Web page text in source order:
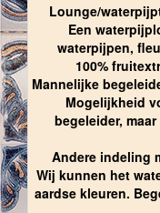
Lounge/
Een
waterpijpen,
100%
Mannelijke
Mogelijkheid
begeleider,
Andere indeling
Wij kunnen het
aardse kleuren.